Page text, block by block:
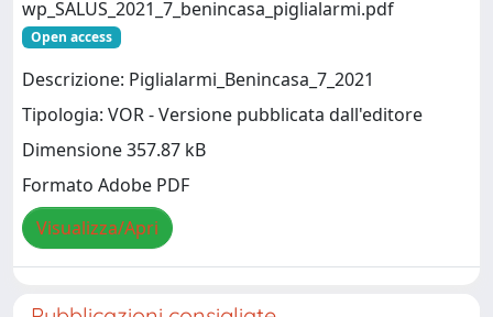
wp_SALUS_2021_7_benincasa_piglialarmi.pdf
Open access
Descrizione: Piglialarmi_Benincasa_7_2021
Tipologia: VOR - Versione pubblicata dall'editore
Dimensione 357.87 kB
Formato Adobe PDF
Visualizza/Apri